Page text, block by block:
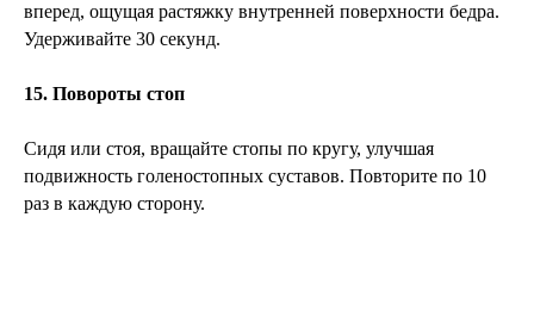
вперед, ощущая растяжку внутренней поверхности бедра.
Удерживайте 30 секунд.
15. Повороты стоп
Сидя или стоя, вращайте стопы по кругу, улучшая
подвижность голеностопных суставов. Повторите по 10
раз в каждую сторону.